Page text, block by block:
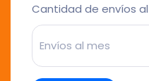
Cantidad de envíos